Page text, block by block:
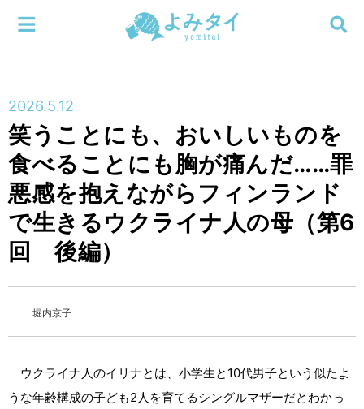
連載
新刊
検索する
メニューを閉じる
2026.5.12
笑うことにも、おいしいものを
食べることにも胸が痛んだ……罪
悪感を抱えながらフィンランド
で生きるウクライナ人の母（第6
回 後編）
堀内京子
ウクライナ人のイリナとは、小学生と10代男子という似たよ
うな年齢構成の子ども2人を育てるシングルマザーだとわかっ